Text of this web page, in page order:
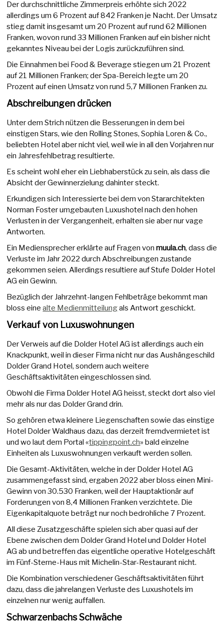
Der durchschnittliche Zimmerpreis erhöhte sich 2022
allerdings um 6 Prozent auf 842 Franken je Nacht. Der Umsatz
stieg damit insgesamt um 20 Prozent auf rund 62 Millionen
Franken, wovon rund 33 Millionen Franken auf ein bisher nicht
gekanntes Niveau bei der Logis zurückzuführen sind.
Die Einnahmen bei Food & Beverage stiegen um 21 Prozent
auf 21 Millionen Franken; der Spa-Bereich legte um 20
Prozent auf einen Umsatz von rund 5,7 Millionen Franken zu.
Abschreibungen drücken
Unter dem Strich nützen die Besserungen in dem bei
einstigen Stars, wie den Rolling Stones, Sophia Loren & Co.,
beliebten Hotel aber nicht viel, weil wie in all den Vorjahren nur
ein Jahresfehlbetrag resultierte.
Es scheint wohl eher ein Liebhaberstück zu sein, als dass die
Absicht der Gewinnerzielung dahinter steckt.
Erkundigen sich Interessierte bei dem von Stararchitekten
Norman Foster umgebauten Luxushotel nach den hohen
Verlusten in der Vergangenheit, erhalten sie aber nur vage
Antworten.
Ein Mediensprecher erklärte auf Fragen vonmuula.ch, dass die
Verluste im Jahr 2022 durch Abschreibungen zustande
gekommen seien. Allerdings resultiere auf Stufe Dolder Hotel
AG ein Gewinn.
Bezüglich der Jahrzehnt-langen Fehlbeträge bekommt man
bloss einealte Medienmitteilungals Antwort geschickt.
Verkauf von Luxuswohnungen
Der Verweis auf die Dolder Hotel AG ist allerdings auch ein
Knackpunkt, weil in dieser Firma nicht nur das Aushängeschild
Dolder Grand Hotel, sondern auch weitere
Geschäftsaktivitäten eingeschlossen sind.
Obwohl die Firma Dolder Hotel AG heisst, steckt dort also viel
mehr als nur das Dolder Grand drin.
So gehören etwa kleinere Liegenschaften sowie das einstige
Hotel Dolder Waldhaus dazu, das derzeit fremdvermietet ist
und wo laut dem Portal «tippingpoint.ch» bald einzelne
Einheiten als Luxuswohnungen verkauft werden sollen.
Die Gesamt-Aktivitäten, welche in der Dolder Hotel AG
zusammengefasst sind, ergaben 2022 aber bloss einen Mini-
Gewinn von 30.530 Franken, weil der Hauptaktionär auf
Forderungen von 8,4 Millionen Franken verzichtete. Die
Eigenkapitalquote beträgt nur noch bedrohliche 7 Prozent.
All diese Zusatzgeschäfte spielen sich aber quasi auf der
Ebene zwischen dem Dolder Grand Hotel und Dolder Hotel
AG ab und betreffen das eigentliche operative Hotelgeschäft
im Fünf-Sterne-Haus mit Michelin-Star-Restaurant nicht.
Die Kombination verschiedener Geschäftsaktivitäten führt
dazu, dass die jahrelangen Verluste des Luxushotels im
einzelnen nur wenig auffallen.
Schwarzenbachs Schwäche